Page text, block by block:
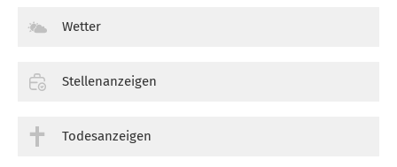
Wetter
Stellenanzeigen
Todesanzeigen